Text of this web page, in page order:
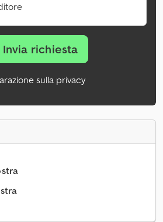
Invia richiesta
sulla privacy